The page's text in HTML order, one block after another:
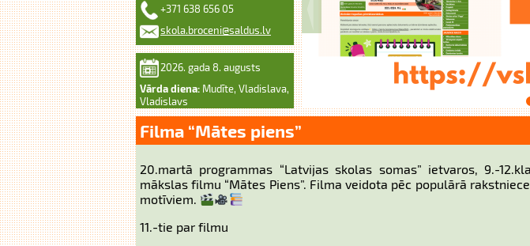
+371 638 656 05
skola.broceni@saldus.lv
2026. gada 8. augusts
Vārda diena: Mudīte, Vladislava,
Vladislavs
Filma “Mātes piens”
20.martā programmas “Latvijas skolas somas” ietvaros, 9.-
mākslas filmu “Mātes Piens”. Filma veidota pēc populārā
motīviem.
11.-tie par filmu